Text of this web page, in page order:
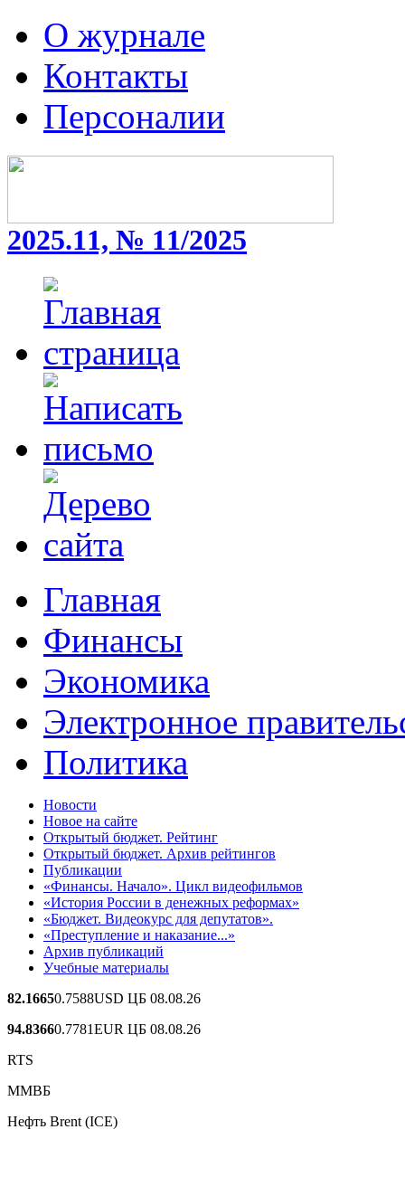
О журнале
Контакты
Персоналии
2025.11, № 11/2025
Главная
Финансы
Экономика
Электронное
Политика
Новости
Новое на сайте
Открытый бюджет. Рейтинг
Открытый бюджет. Архив рейтингов
Публикации
«Финансы. Начало». Цикл видеофильмов
«История России в денежных реформах»
«Бюджет. Видеокурс для депутатов».
«Преступление и наказание...»
Архив публикаций
Учебные материалы
82.16650.7588USD ЦБ 08.08.26
94.83660.7781EUR ЦБ 08.08.26
RTS
ММВБ
Нефть Brent (ICE)